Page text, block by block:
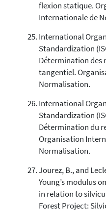
flexion statique.
Internationale de
International
Standardization
Détermination des
tangentiel.
Normalisation.
International
Standardization
Détermination du
Organisation
Normalisation.
Jourez, B., and
Young’s modulus
in relation to
Forest Project: